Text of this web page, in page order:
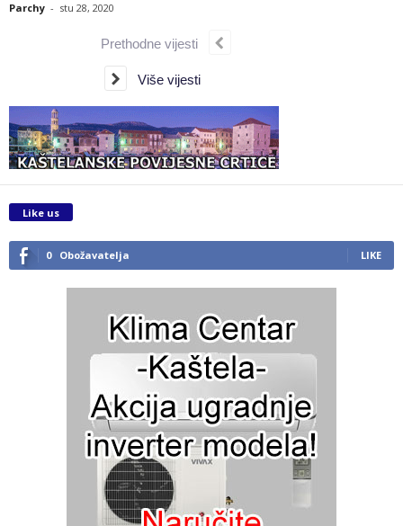
Parchy - stu 28, 2020
Prethodne vijesti
Više vijesti
Like us
0 Obožavatelja LIKE